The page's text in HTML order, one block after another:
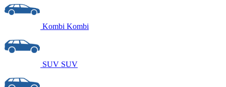
Kombi Kombi
SUV SUV